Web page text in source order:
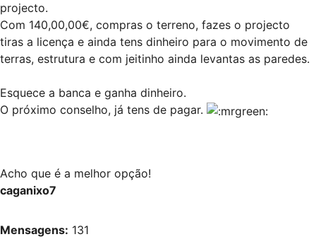
projecto.
Com 140,00,00€, compras o terreno, fazes o projecto
tiras a licença e ainda tens dinheiro para o movimento de
terras, estrutura e com jeitinho ainda levantas as paredes.
Esquece a banca e ganha dinheiro.
O próximo conselho, já tens de pagar.
Acho que é a melhor opção!
caganixo7
Mensagens: 131